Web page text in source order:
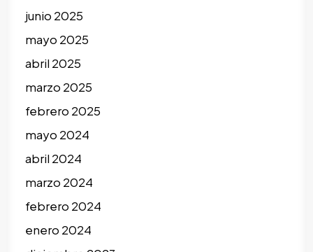
junio 2025
mayo 2025
abril 2025
marzo 2025
febrero 2025
mayo 2024
abril 2024
marzo 2024
febrero 2024
enero 2024